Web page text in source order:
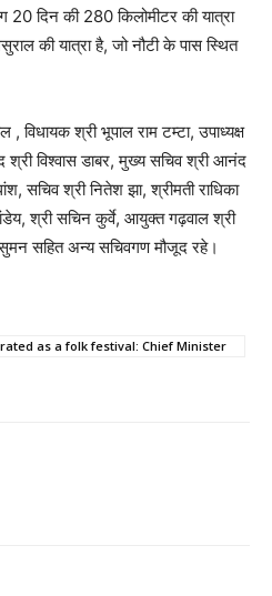
20 दिन की 280 किलोमीटर की यात्रा
की यात्रा है, जो नौटी के पास स्थित
विधायक श्री भूपाल राम टम्टा, उपाध्यक्ष
विश्वास डाबर, मुख्य सचिव श्री आनंद
सचिव श्री नितेश झा, श्रीमती राधिका
श्री सचिन कुर्वे, आयुक्त गढ़वाल श्री
सहित अन्य सचिवगण मौजूद रहे।
as a folk festival: Chief Minister